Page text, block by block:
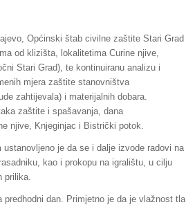
Općinski štab civilne zaštite Stari Grad
od klizišta, lokalitetima Curine njive,
Stari Grad), te kontinuiranu analizu i
mjera zaštite stanovništva
zahtijevala) i materijalnih dobara.
zaštite i spašavanja, dana
njive, Knjeginjac i Bistrički potok.
je da se i dalje izvode radovi na
kao i prokopu na igralištu, u cilju
prilika.
dan. Primjetno je da je vlažnost tla